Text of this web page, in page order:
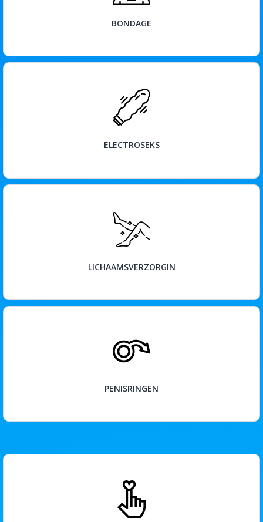
BONDAGE
ELECTROSEKS
BEKIJK
LICHAAMSVERZORGIN
BEKIJK
PENISRINGEN
BEKIJK
BEKIJK